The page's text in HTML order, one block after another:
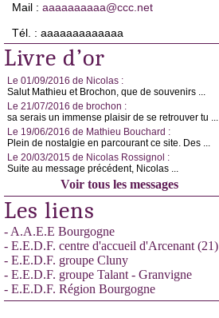
Mail : aaaaaaaaaa@ccc.net
Tél. : aaaaaaaaaaaaa
Livre d’or
Le 01/09/2016 de Nicolas :
Salut Mathieu et Brochon, que de souvenirs ...
Le 21/07/2016 de brochon :
sa serais un immense plaisir de se retrouver tu ...
Le 19/06/2016 de Mathieu Bouchard :
Plein de nostalgie en parcourant ce site. Des ...
Le 20/03/2015 de Nicolas Rossignol :
Suite au message précédent, Nicolas ...
Voir tous les messages
Les liens
- A.A.E.E Bourgogne
- E.E.D.F. centre d'accueil d'Arcenant (21)
- E.E.D.F. groupe Cluny
- E.E.D.F. groupe Talant - Granvigne
- E.E.D.F. Région Bourgogne